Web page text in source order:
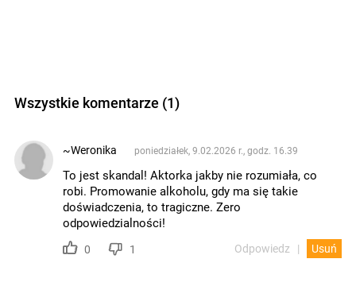
Wszystkie komentarze (1)
~Weronika poniedziałek, 9.02.2026 r., godz. 16.39
To jest skandal! Aktorka jakby nie rozumiała, co
robi. Promowanie alkoholu, gdy ma się takie
doświadczenia, to tragiczne. Zero
odpowiedzialności!
0 1 Odpowiedz Usuń